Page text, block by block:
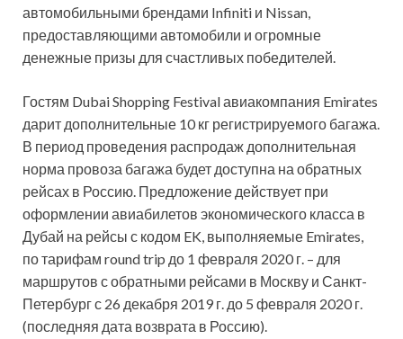
автомобильными брендами Infiniti и Nissan,
предоставляющими автомобили и огромные
денежные призы для счастливых победителей.
Гостям Dubai Shopping Festival авиакомпания Emirates
дарит дополнительные 10 кг регистрируемого багажа.
В период проведения распродаж дополнительная
норма провоза багажа будет доступна на обратных
рейсах в Россию. Предложение действует при
оформлении авиабилетов экономического класса в
Дубай на рейсы с кодом EK, выполняемые Emirates,
по тарифам round trip до 1 февраля 2020 г. – для
маршрутов с обратными рейсами в Москву и Санкт-
Петербург с 26 декабря 2019 г. до 5 февраля 2020 г.
(последняя дата возврата в Россию).